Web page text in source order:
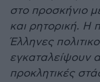
στο προσκήνιο
και ρητορική. Η
Έλληνες
εγκαταλείψουν
προκλητικές